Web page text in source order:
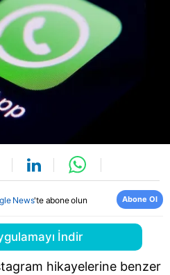
News'te abone olun Abone Ol
İndir
hikayelerine benzer